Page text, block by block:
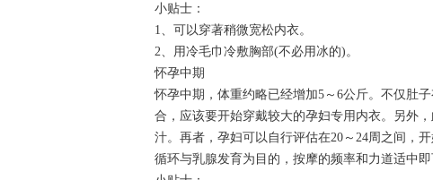
小贴士：
1、可以穿著稍微宽松内衣。
2、用冷毛巾冷敷胸部(不必用冰的)。
怀孕中期
怀孕中期，体重约略已经增加5～6公斤。不仅肚
合，应该要开始穿戴较大的孕妇专用内衣。另外
汁。再者，孕妇可以自行评估在20～24周之间，
循环与乳腺发育为目的，按摩的频率和力道适中即